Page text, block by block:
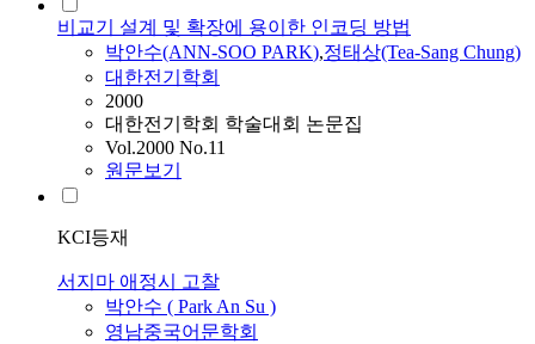
비교기 설계 및 확장에 용이한 인코딩 방법
박안수(ANN-SOO PARK),정태상(Tea-Sang Chung)
대한전기학회
2000
대한전기학회 학술대회 논문집
Vol.2000 No.11
원문보기
KCI등재
서지마 애정시 고찰
박안수 ( ParkAn Su )
영남중국어문학회